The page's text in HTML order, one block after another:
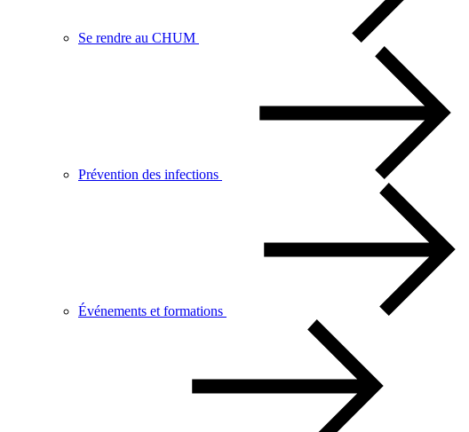
Se rendre au CHUM
Prévention des infections
Événements et formations